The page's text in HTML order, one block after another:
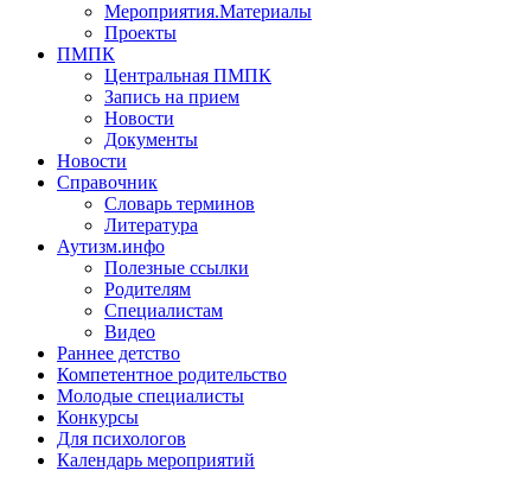
Мероприятия.Материалы
Проекты
ПМПК
Центральная ПМПК
Запись на прием
Новости
Документы
Новости
Справочник
Словарь терминов
Литература
Аутизм.инфо
Полезные ссылки
Родителям
Специалистам
Видео
Раннее детство
Компетентное родительство
Молодые специалисты
Конкурсы
Для психологов
Календарь мероприятий